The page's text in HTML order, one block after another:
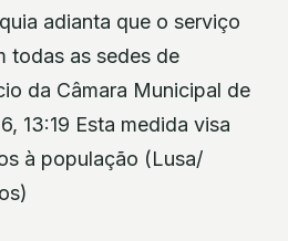
adianta que o serviço
todas as sedes de
da Câmara Municipal de
13:19 Esta medida visa
à população (Lusa/